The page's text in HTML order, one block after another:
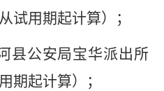
试用期起计算）；
县公安局宝华派出所
期起计算）；